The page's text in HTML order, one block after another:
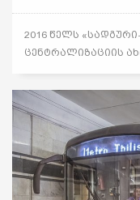
2016 წელს
ცენტრალიზაციის